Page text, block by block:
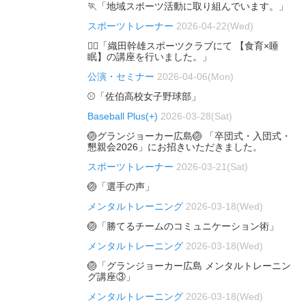
🏃「地域スポーツ活動に取り組んでいます。」
スポーツトレーナー 2026-04-22(Wed)
🏃‍♂️「織田幹雄スポーツクラブにて 【食育×睡
眠】の講座を行いました。」
公演・セミナー 2026-04-06(Mon)
⚾「佐伯高校女子野球部」
Baseball Plus(+) 2026-03-28(Sat)
🏐グランジョーカー広島🏐 「卒団式・入団式・
懇親会2026」にお招きいただきました。
スポーツトレーナー 2026-03-21(Sat)
🏐「選手の声」
メンタルトレーニング 2026-03-18(Wed)
🏐「勝てるチームのコミュニケーション術」
メンタルトレーニング 2026-03-18(Wed)
🏐「グランジョーカー広島 メンタルトレーニン
グ講座③」
メンタルトレーニング 2026-03-18(Wed)